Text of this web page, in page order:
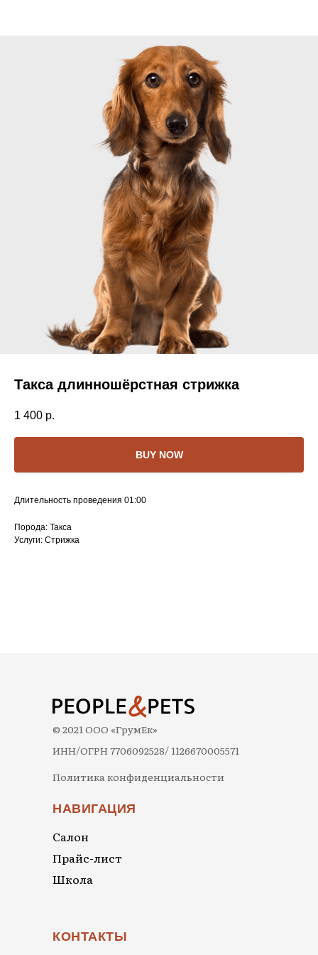
Такса длинношёрстная стрижка
1 400 р.
BUY NOW
Длительность проведения 01:00
Порода: Такса
Услуги: Стрижка
Политика конфиденциальности
НАВИГАЦИЯ
Салон
Прайс-лист
Школа
КОНТАКТЫ
© 2021 ООО «ГрумЕк»
ИНН/ОГРН 7706092528/ 1126670005571